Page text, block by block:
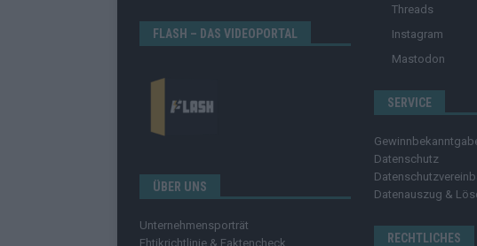
FLASH – DAS VIDEOPORTAL
ÜBER UNS
Unternehmensporträt
Ehtikrichtlinie & Faktencheck
Threads
Instagram
Mastodon
SERVICE
Datenschutz
Datenauszug &
RECHTLICHES